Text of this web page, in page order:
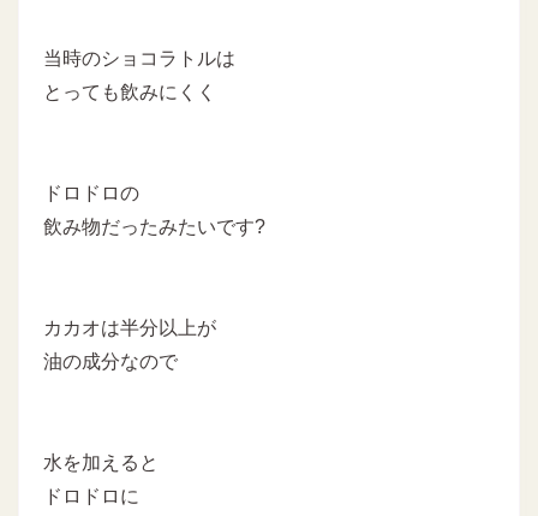
当時のショコラトルは
とっても飲みにくく
ドロドロの
飲み物だったみたいです?
カカオは半分以上が
油の成分なので
水を加えると
ドロドロに